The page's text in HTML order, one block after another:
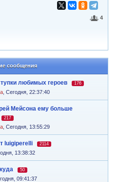
4
сообщения
любимых героев 176
Сегодня, 22:37:40
Мейсона ему больше
217
Сегодня, 13:55:29
luigiperelli 2114
13:38:32
50
09:41:37